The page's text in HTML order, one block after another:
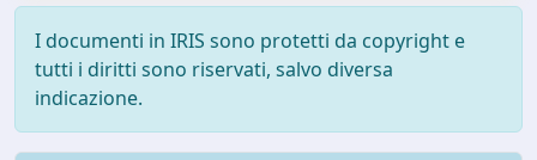
I documenti in IRIS sono protetti da copyright e
tutti i diritti sono riservati, salvo diversa
indicazione.